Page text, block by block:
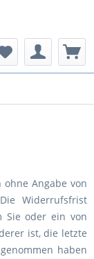
ohne Angabe von
Widerrufsfrist
Sie oder ein von
ist, die letzte
haben